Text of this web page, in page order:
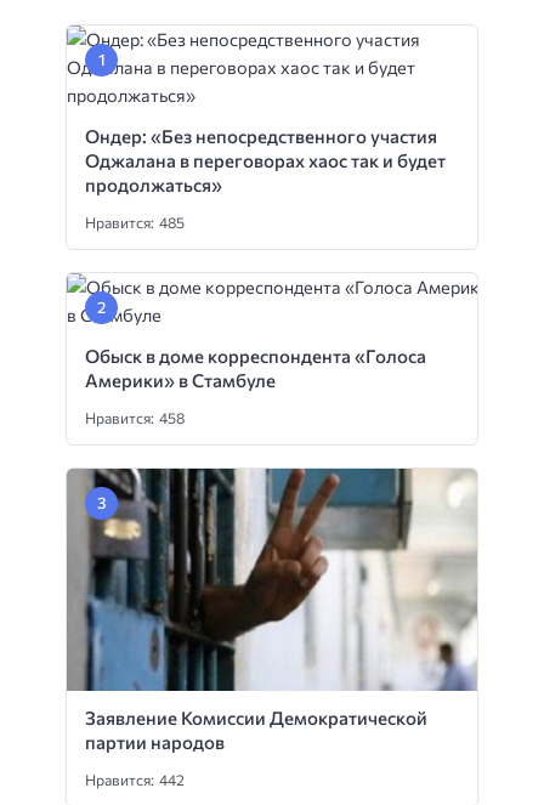
Ондер: «Без непосредственного участия
Оджалана в переговорах хаос так и будет
продолжаться»
Нравится: 485
Обыск в доме корреспондента «Голоса
Америки» в Стамбуле
Нравится: 458
Заявление Комиссии Демократической
партии народов
Нравится: 442